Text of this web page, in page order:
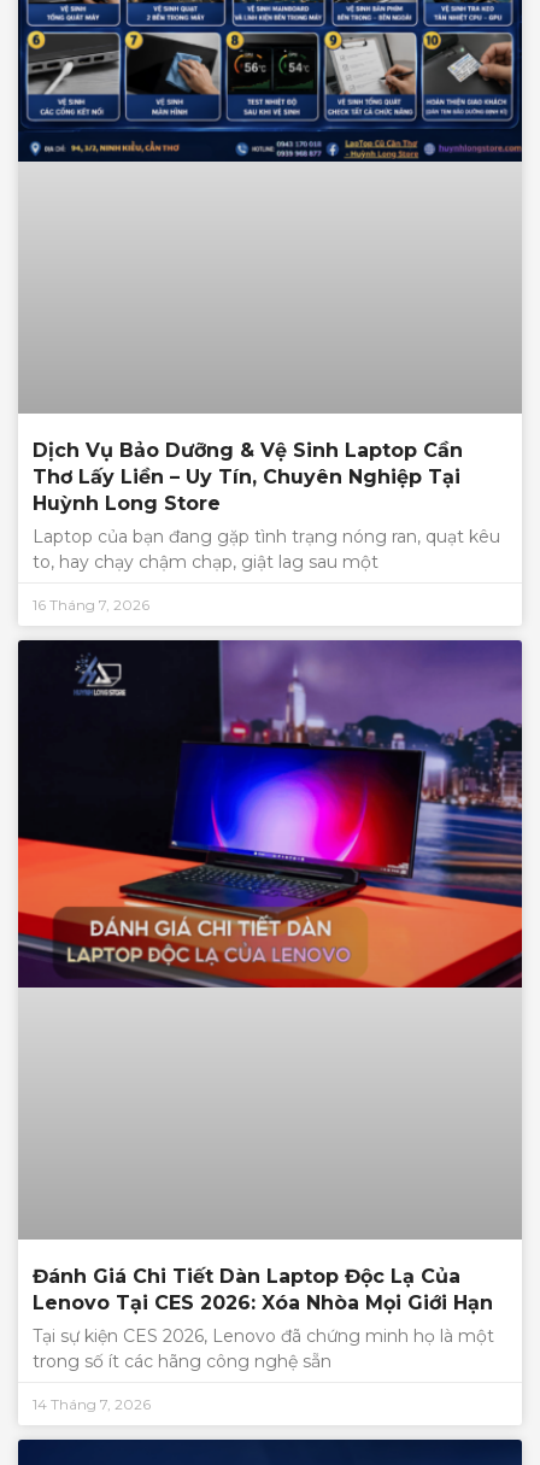
Dịch Vụ Bảo Dưỡng & Vệ Sinh Laptop Cần
Thơ Lấy Liền – Uy Tín, Chuyên Nghiệp Tại
Huỳnh Long Store
Laptop của bạn đang gặp tình trạng nóng ran, quạt kêu
to, hay chạy chậm chạp, giật lag sau một
16 Tháng 7, 2026
Đánh Giá Chi Tiết Dàn Laptop Độc Lạ Của
Lenovo Tại CES 2026: Xóa Nhòa Mọi Giới Hạn
Tại sự kiện CES 2026, Lenovo đã chứng minh họ là một
trong số ít các hãng công nghệ sẵn
14 Tháng 7, 2026